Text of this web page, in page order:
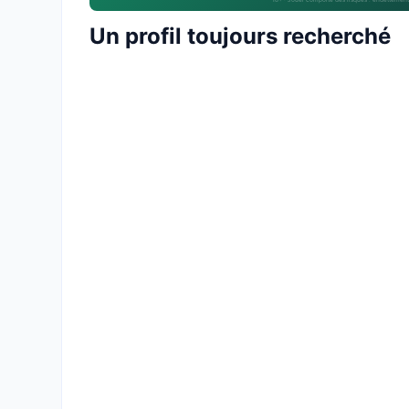
Un profil toujours recherché